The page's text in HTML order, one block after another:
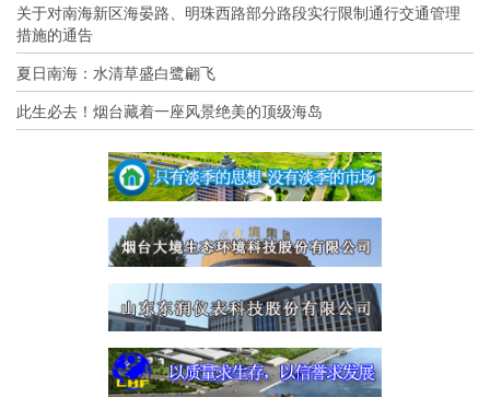
关于对南海新区海晏路、明珠西路部分路段实行限制通行交通管理
措施的通告
夏日南海：水清草盛白鹭翩飞
此生必去！烟台藏着一座风景绝美的顶级海岛